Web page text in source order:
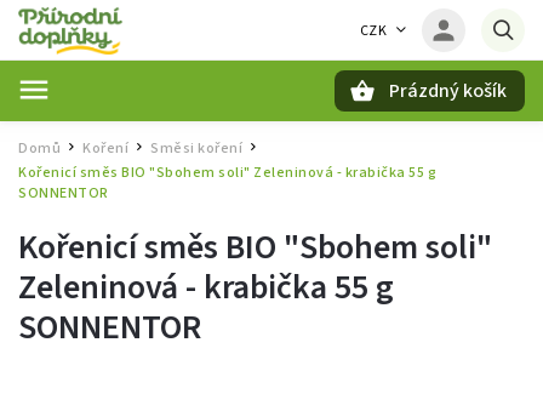
CZK
Prázdný košík
Domů / Koření / Směsi koření /
Kořenicí směs BIO "Sbohem soli" Zeleninová - krabička 55 g
SONNENTOR
Kořenicí směs BIO "Sbohem soli"
Zeleninová - krabička 55 g
SONNENTOR